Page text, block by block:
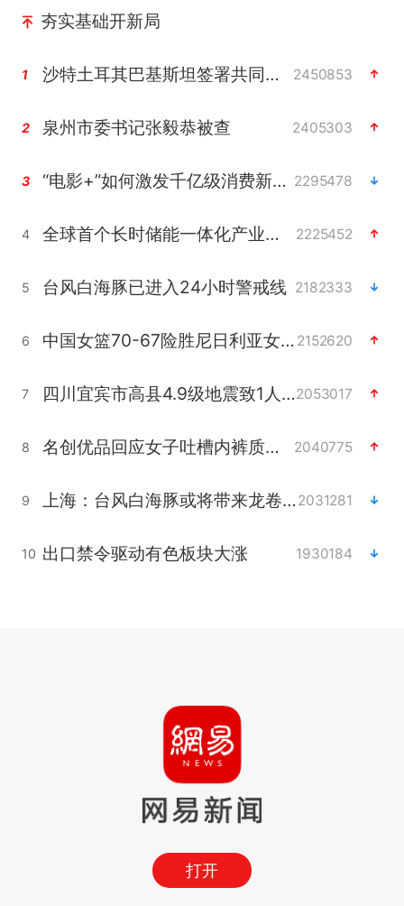
夯实基础开新局
1 沙特土耳其巴基斯坦签署共同防务协议 2450853
2 泉州市委书记张毅恭被查 2405303
3 “电影+”如何激发千亿级消费新活力？ 2295478
4 全球首个长时储能一体化产业园量产 2225452
5 台风白海豚已进入24小时警戒线 2182333
6 中国女篮70-67险胜尼日利亚女篮 2152620
7 四川宜宾市高县4.9级地震致1人死亡2053017
8 名创优品回应女子吐槽内裤质量差 2040775
9 上海：台风白海豚或将带来龙卷风2031281
10 出口禁令驱动有色板块大涨 1930184
打开